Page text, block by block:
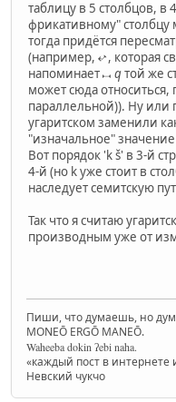
таблицу в 5 столбцов, в
фрикативному" столбцу
тогда придётся
(например, 𐎏, которая
напоминает 𐎖 qтой же
может сюда
параллельной)). Ну или
угаритском заменили
"изначальное"
Вот порядок 'k š' в 3-й
4-й (но k уже стоит в
наследует семитскую
Так что я считаю
производным уже от
Пиши, что думаешь, но
MONEŌ ERGŌ MANEŌ.
Waheeba dokin ʔebi naha.
«каждый пост в
Невский чукчо